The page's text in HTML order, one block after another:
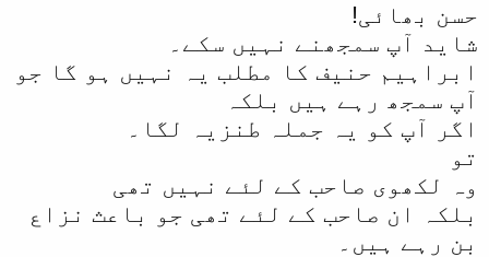
حسن بھائی!
شاید آپ سمجھنے نہیں سکے۔
ابراہیم حنیف کا مطلب یہ نہیں ہو گا جو
آپ سمجھ رہے ہیں بلکہ
اگر آپ کو یہ جملہ طنزیہ لگا۔
تو
وہ لکھوی صاحب کے لئے نہیں تھی
بلکہ ان صاحب کے لئے تھی جو باعث نزاع
بن رہے ہیں۔